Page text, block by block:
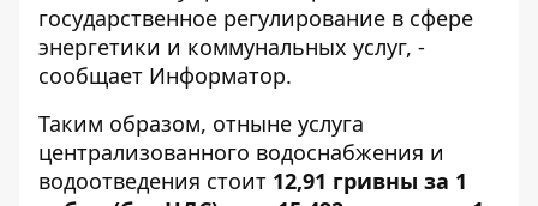
государственное регулирование в сфере
энергетики и коммунальных услуг, -
сообщает Информатор.
Таким образом, отныне услуга
централизованного водоснабжения и
водоотведения стоит 12,91 гривны за 1